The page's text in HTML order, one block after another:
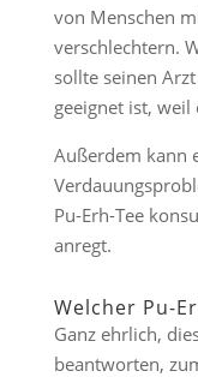
von Menschen
verschlechtern.
sollte seinen
geeignet ist,
Außerdem kann
Pu-Erh-Tee
anregt.
Welcher Pu-
Ganz ehrlich,
beantworten,